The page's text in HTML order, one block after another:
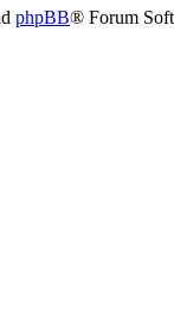
phpBB® Forum